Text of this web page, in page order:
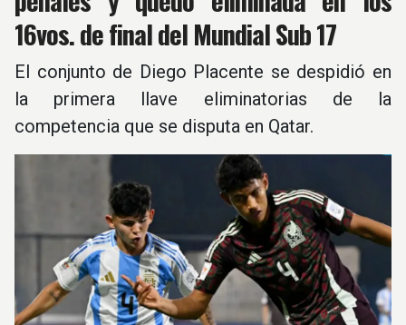
16vos. de final del Mundial Sub 17
El conjunto de Diego Placente se despidió en
la primera llave eliminatorias de la
competencia que se disputa en Qatar.